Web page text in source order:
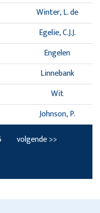
Winter, L. de
Egelie, C.J.J.
Engelen
Linnebank
Wit
Johnson, P.
volgende >>